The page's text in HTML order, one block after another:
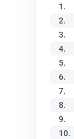
1.
2.
3.
4.
5.
6.
7.
8.
9.
10.